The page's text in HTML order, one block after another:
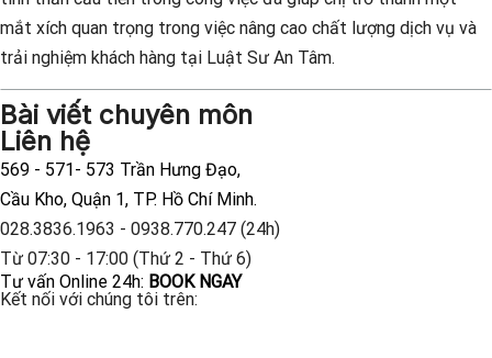
mắt xích quan trọng trong việc nâng cao chất lượng dịch vụ và
trải nghiệm khách hàng tại Luật Sư An Tâm.
Bài viết chuyên môn
Liên hệ
569 - 571- 573 Trần Hưng Đạo,
Cầu Kho, Quận 1, TP. Hồ Chí Minh.
028.3836.1963 - 0938.770.247 (24h)
Từ 07:30 - 17:00 (Thứ 2 - Thứ 6)
Tư vấn Online 24h: BOOK NGAY
Kết nối với chúng tôi trên: